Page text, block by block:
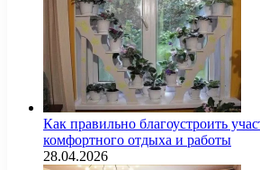
Как правильно благоустроить
комфортного отдыха и работы
28.04.2026